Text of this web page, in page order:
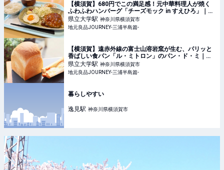
【横須賀】680円でこの満足感！元中華料理人が焼く
ふわふわハンバーグ「チーズモック in すえひろ」｜地
元良品JOURNEY-三浦半島篇-
県立大学駅 神奈川県横須賀市
地元良品JOURNEY-三浦半島篇-
【横須賀】遠赤外線の富士山溶岩窯が生む、パリッと
香ばしい食パン「ル・ミトロン」のパン・ド・ミ｜地
元良品JOURNEY-三浦半島篇-
県立大学駅 神奈川県横須賀市
地元良品JOURNEY-三浦半島篇-
暮らしやすい
逸見駅 神奈川県横須賀市